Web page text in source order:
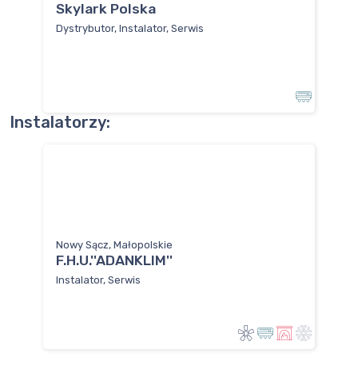
Skylark Polska
Dystrybutor, Instalator, Serwis
Instalatorzy:
Nowy Sącz, Małopolskie
F.H.U.''ADANKLIM''
Instalator, Serwis